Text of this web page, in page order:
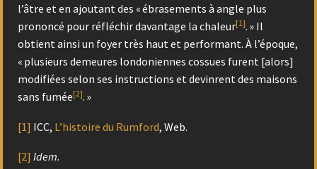
l’âtre et en ajoutant des « ébrasements à angle plus
prononcé pour réfléchir davantage la chaleur[1]. » Il
obtient ainsi un foyer très haut et performant. À l’époque,
« plusieurs demeures londoniennes cossues furent [alors]
modifiées selon ses instructions et devinrent des maisons
sans fumée[2]. »
[1] ICC, L’histoire du Rumford, Web.
[2] Idem.